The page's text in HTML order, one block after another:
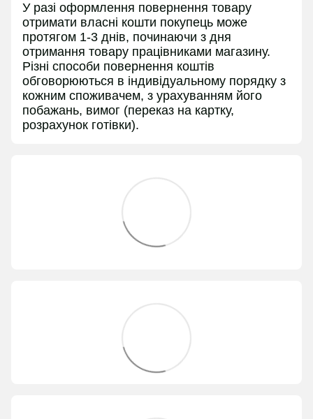
У разі оформлення повернення товару
отримати власні кошти покупець може
протягом 1-3 днів, починаючи з дня
отримання товару працівниками магазину.
Різні способи повернення коштів
обговорюються в індивідуальному порядку з
кожним споживачем, з урахуванням його
побажань, вимог (переказ на картку,
розрахунок готівки).